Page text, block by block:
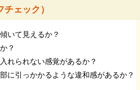
板損傷
レス腱炎
ェック）
いて見えるか？
？
れられない感覚があるか？
に引っかかるような違和感があるか？